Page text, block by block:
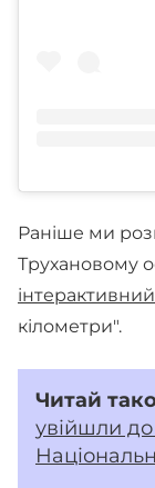
Раніше ми
Трухановому
кілометри".
Читай
увійшли до